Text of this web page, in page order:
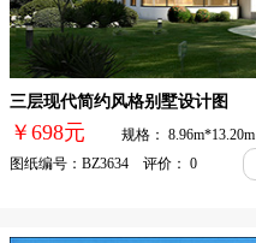
三层现代简约风格别墅设计图
￥698元
规格： 8.96m*13.20m
图纸编号：BZ3634 评价： 0